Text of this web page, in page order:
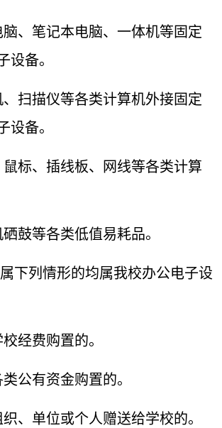
脑、笔记本电脑、一体机等固定
设备。
、扫描仪等各类计算机外接固定
设备。
鼠标、插线板、网线等各类计算
鼓等各类低值易耗品。
下列情形的均属我校办公电子设
经费购置的。
公有资金购置的。
、单位或个人赠送给学校的。